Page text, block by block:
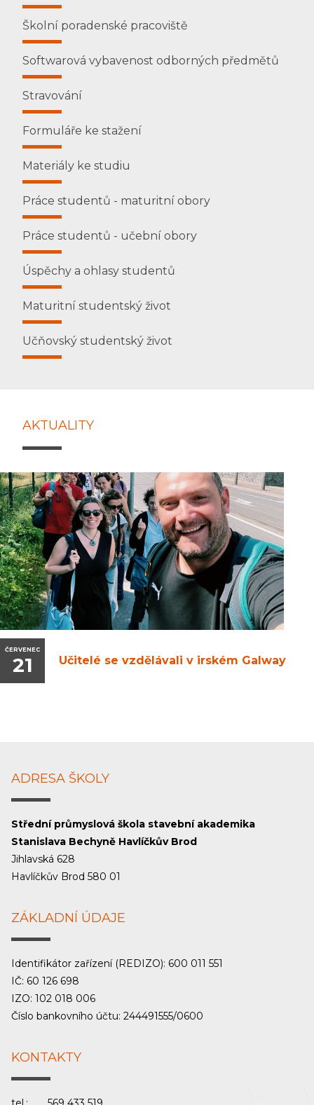
Školní poradenské pracoviště
Softwarová vybavenost odborných předmětů
Stravování
Formuláře ke stažení
Materiály ke studiu
Práce studentů - maturitní obory
Práce studentů - učební obory
Úspěchy a ohlasy studentů
Maturitní studentský život
Učňovský studentský život
AKTUALITY
ČERVENEC
21 Učitelé se vzdělávali v irském Galway
ADRESA ŠKOLY
Střední průmyslová škola stavební akademika
Stanislava Bechyně Havlíčkův Brod
Jihlavská 628
Havlíčkův Brod 580 01
ZÁKLADNÍ ÚDAJE
Identifikátor zařízení (REDIZO): 600 011 551
IČ: 60 126 698
IZO: 102 018 006
Číslo bankovního účtu: 244491555/0600
KONTAKTY